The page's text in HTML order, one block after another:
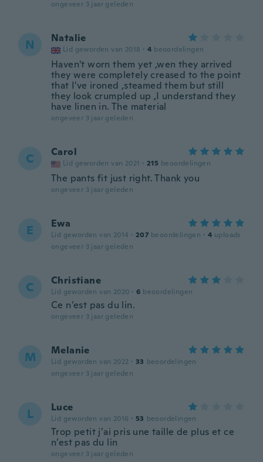
ongeveer 3 jaar geleden
N Natalie
Lid geworden van 2018 · 4 beoordelingen
Haven't worn them yet ,wen they arrived
they were completely creased to the point
that I've ironed ,steamed them but still
they look crumpled up ,I understand they
have linen in. The material
ongeveer 3 jaar geleden
C Carol
Lid geworden van 2021 · 215 beoordelingen
The pants fit just right. Thank you
ongeveer 3 jaar geleden
E Ewa
Lid geworden van 2014 · 207 beoordelingen · 4 uploads
ongeveer 3 jaar geleden
C Christiane
Lid geworden van 2020 · 6 beoordelingen
Ce n’est pas du lin.
ongeveer 3 jaar geleden
M Melanie
Lid geworden van 2022 · 33 beoordelingen
ongeveer 3 jaar geleden
L Luce
Lid geworden van 2016 · 53 beoordelingen
Trop petit j’ai pris une taille de plus et ce
n’est pas du lin
ongeveer 3 jaar geleden